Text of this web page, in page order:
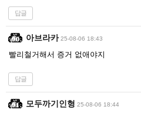
답글
아브라카 25-08-06 18:43
빨리철거해서 증거 없애야지
답글
모두까기인형 25-08-06 18:44